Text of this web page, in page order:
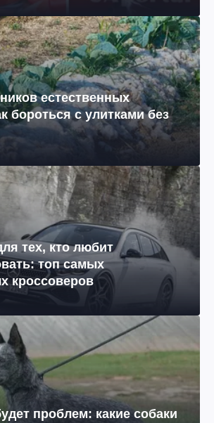
естественных
бороться с улитками без
тех, кто любит
топ самых
кроссоверов
проблем: какие собаки